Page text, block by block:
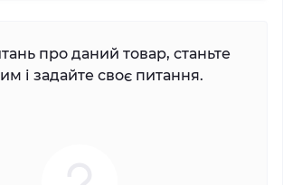
про даний товар, станьте
і задайте своє питання.